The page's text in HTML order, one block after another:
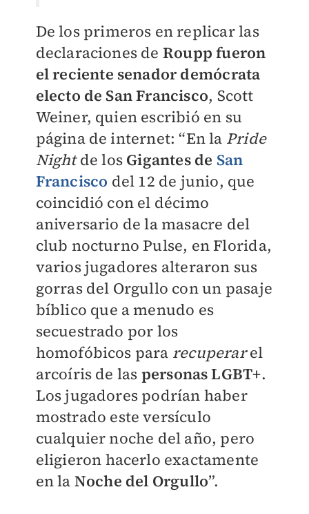
De los primeros en replicar las
declaraciones de Roupp fueron
el reciente senador demócrata
electo de San Francisco, Scott
Weiner, quien escribió en su
página de internet: “En la Pride
Nightde los Gigantes de San
Francisco del 12 de junio, que
coincidió con el décimo
aniversario de la masacre del
club nocturno Pulse, en Florida,
varios jugadores alteraron sus
gorras del Orgullo con un pasaje
bíblico que a menudo es
secuestrado por los
homofóbicos para recuperarel
arcoíris de las personas LGBT+.
Los jugadores podrían haber
mostrado este versículo
cualquier noche del año, pero
eligieron hacerlo exactamente
en la Noche del Orgullo”.